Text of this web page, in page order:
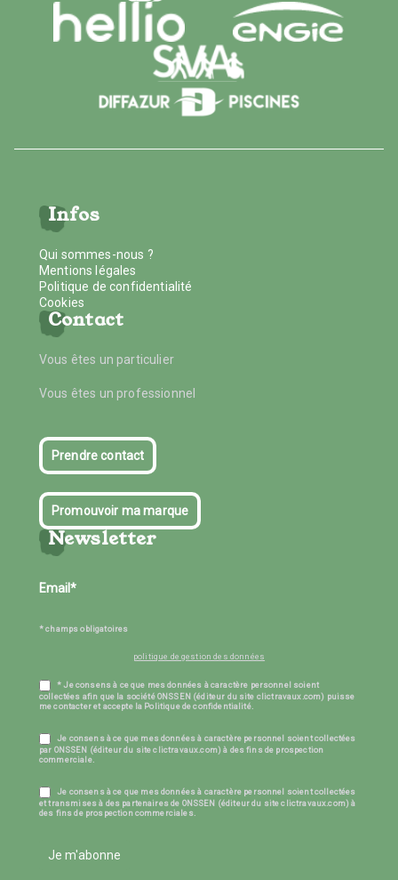
Infos
Qui sommes-nous ?
Mentions légales
Politique de confidentialité
Cookies
Contact
Vous êtes un particulier
Vous êtes un professionnel
Prendre contact
Promouvoir ma marque
Newsletter
* champs obligatoires
politique de gestion des données
* Je consens à ce que mes données à caractère personnel soient
collectées afin que la société ONSSEN (éditeur du site clictravaux.com) puisse
me contacter et accepte la Politique de confidentialité.
Je consens à ce que mes données à caractère personnel soient collectées
par ONSSEN (éditeur du site clictravaux.com) à des fins de prospection
commerciale.
Je consens à ce que mes données à caractère personnel soient collectées
et transmises à des partenaires de ONSSEN (éditeur du site clictravaux.com) à
des fins de prospection commerciales.
Je m'abonne